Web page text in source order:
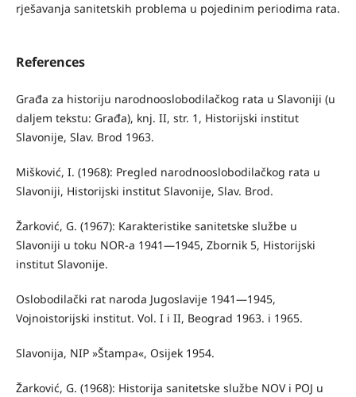
rješavanja sanitetskih problema u pojedinim periodima rata.
References
Građa za historiju narodnooslobodilačkog rata u Slavoniji (u
daljem tekstu: Građa), knj. II, str. 1, Historijski institut
Slavonije, Slav. Brod 1963.
Mišković, I. (1968): Pregled narodnooslobodilačkog rata u
Slavoniji, Hi­storijski institut Slavonije, Slav. Brod.
Žarković, G. (1967): Karakteristike sanitetske službe u
Slavoniji u toku NOR-a 1941—1945, Zbornik 5, Historijski
institut Slavonije.
Oslobodilački rat naroda Jugoslavije 1941—1945,
Vojnoistorijski institut. Vol. I i II, Beograd 1963. i 1965.
Slavonija, NIP »Štampa«, Osijek 1954.
Žarković, G. (1968): Historija sanitetske službe NOV i POJ u